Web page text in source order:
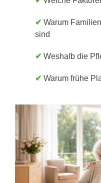
✔ Warum
sind
✔ Weshalb die
✔ Warum frühe